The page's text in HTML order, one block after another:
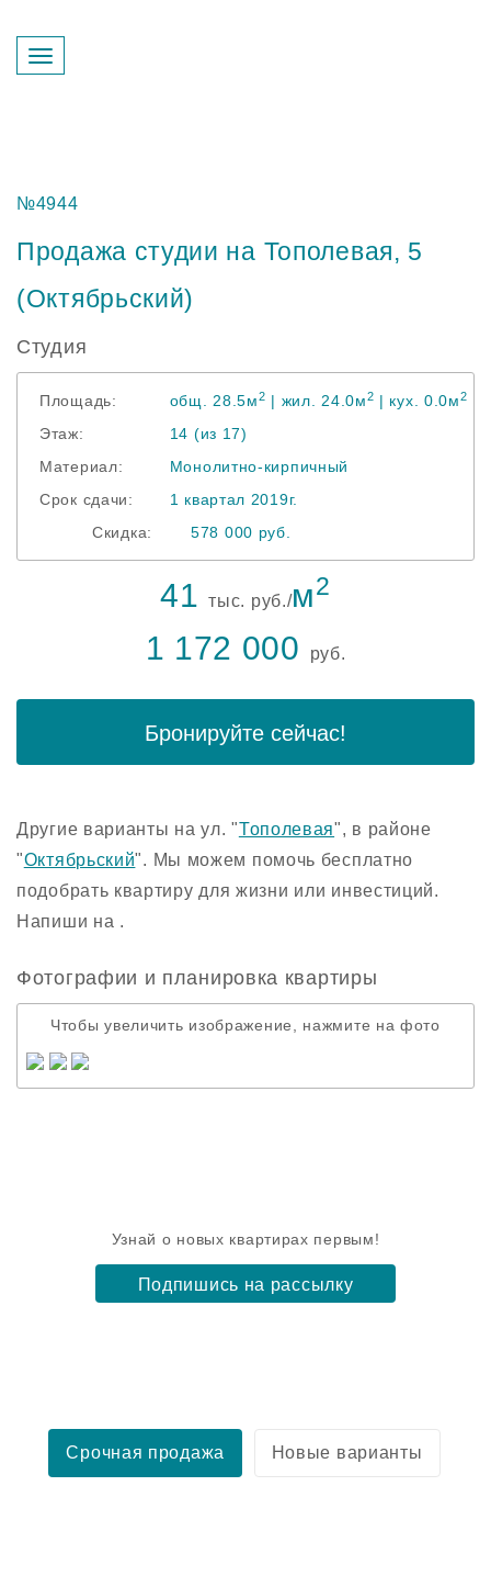
№4944
Продажа студии на Тополевая, 5
(Октябрьский)
Студия
Площадь: общ. 28.5м2 | жил. 24.0м2 | кух. 0.0м2
Этаж:
14 (из 17)
Материал:
Монолитно-кирпичный
Срок сдачи:
1 квартал 2019г.
Скидка:
578 000 руб.
41тыс. руб./м2
1 172 000 руб.
Бронируйте сейчас!
Другие варианты на ул. "Тополевая", в районе
"Октябрьский". Мы можем помочь бесплатно
подобрать квартиру для жизни или инвестиций.
Напиши на .
Фотографии и планировка квартиры
Чтобы увеличить изображение, нажмите на фото
Срочная продажа Новые варианты
Узнай о новых квартирах первым!
Подпишись на рассылку